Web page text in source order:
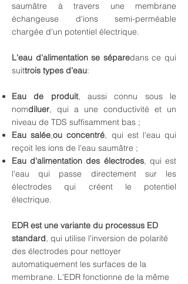
saumâtre à travers une membrane
échangeuse d'ions semi-perméable
chargée d'un potentiel électrique.
L'eau d'alimentation se séparedans ce qui
suittrois types d'eau:
Eau de produit, aussi connu sous le
nomdiluer, qui a une conductivité et un
niveau de TDS suffisamment bas ;
Eau salée,ou concentré, qui est l'eau qui
reçoit les ions de l'eau saumâtre ;
Eau d'alimentation des électrodes, qui est
l'eau qui passe directement sur les
électrodes qui créent le potentiel
électrique.
EDR est une variante du processus ED
standard, qui utilise l'inversion de polarité
des électrodes pour nettoyer
automatiquement les surfaces de la
membrane. L'EDR fonctionne de la même